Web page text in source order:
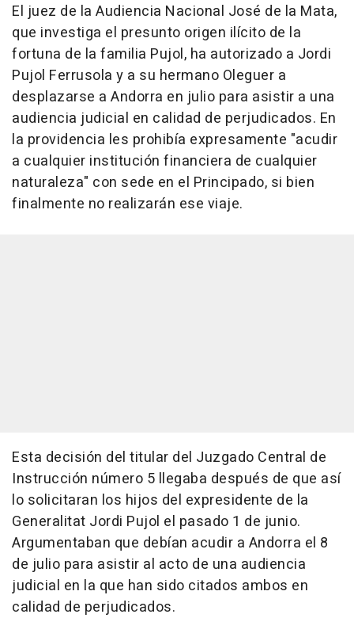
El juez de la Audiencia Nacional José de la Mata,
que investiga el presunto origen ilícito de la
fortuna de la familia Pujol, ha autorizado a Jordi
Pujol Ferrusola y a su hermano Oleguer a
desplazarse a Andorra en julio para asistir a una
audiencia judicial en calidad de perjudicados. En
la providencia les prohibía expresamente "acudir
a cualquier institución financiera de cualquier
naturaleza" con sede en el Principado, si bien
finalmente no realizarán ese viaje.
Esta decisión del titular del Juzgado Central de
Instrucción número 5 llegaba después de que así
lo solicitaran los hijos del expresidente de la
Generalitat Jordi Pujol el pasado 1 de junio.
Argumentaban que debían acudir a Andorra el 8
de julio para asistir al acto de una audiencia
judicial en la que han sido citados ambos en
calidad de perjudicados.